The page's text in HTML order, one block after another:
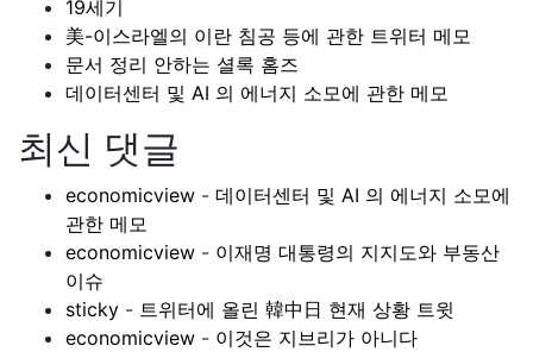
19세기
美-이스라엘의 이란 침공 등에 관한 트위터 메모
문서 정리 안하는 셜록 홈즈
데이터센터 및 AI 의 에너지 소모에 관한 메모
최신 댓글
economicview - 데이터센터 및 AI 의 에너지 소모에
관한 메모
economicview - 이재명 대통령의 지지도와 부동산
이슈
sticky - 트위터에 올린 韓中日 현재 상황 트윗
economicview - 이것은 지브리가 아니다